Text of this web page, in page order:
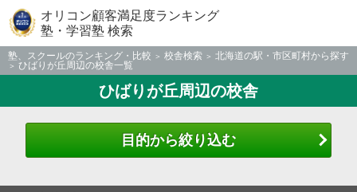
オリコン顧客満足度ランキング
塾・学習塾 検索
塾、スクールのランキング・比較 校舎検索
北海道の駅・市区町村から探す
ひばりが丘周辺の校舎一覧
ひばりが丘周辺の校舎
目的から絞り込む